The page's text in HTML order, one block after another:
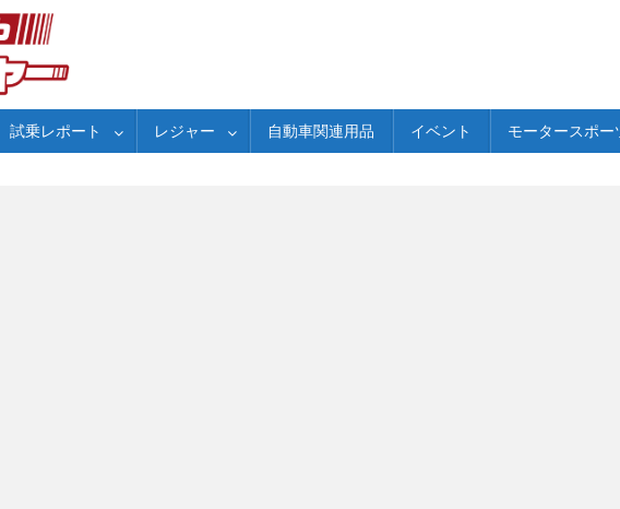
試乗レポート レジャー 自動車関連用品 イベント モータースポー